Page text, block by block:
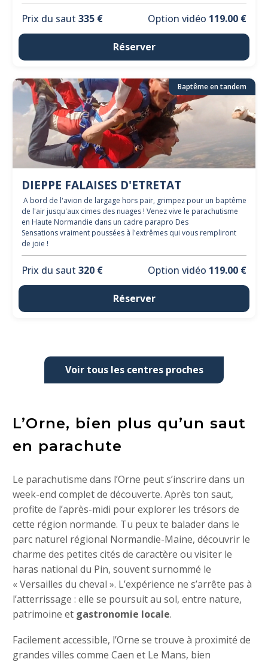
Prix du saut 335 € Option vidéo 119.00 €
Réserver
Baptême en tandem
DIEPPE FALAISES D'ETRETAT
A bord de l'avion de largage hors pair, grimpez pour un baptême
de l'air jusqu'aux cimes des nuages ! Venez vive le parachutisme
en Haute Normandie dans un cadre parapro Des
Sensations vraiment poussées à l'extrêmes qui vous rempliront
de joie !
Prix du saut 320 € Option vidéo 119.00 €
Réserver
Voir tous les centres proches
L’Orne, bien plus qu’un saut
en parachute
Le parachutisme dans l’Orne peut s’inscrire dans un
week-end complet de découverte. Après ton saut,
profite de l’après-midi pour explorer les trésors de
cette région normande. Tu peux te balader dans le
parc naturel régional Normandie-Maine, découvrir le
charme des petites cités de caractère ou visiter le
haras national du Pin, souvent surnommé le
« Versailles du cheval ». L’expérience ne s’arrête pas à
l’atterrissage : elle se poursuit au sol, entre nature,
patrimoine et gastronomie locale.
Facilement accessible, l’Orne se trouve à proximité de
grandes villes comme Caen et Le Mans, bien